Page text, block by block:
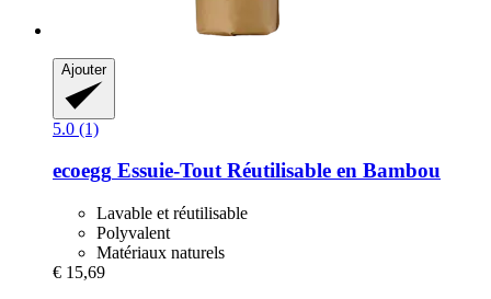
Ajouter
5.0 (1)
ecoegg Essuie-​Tout Réutilisable en Bambou
Lavable et réutilisable
Polyvalent
Matériaux naturels
€ 15,69